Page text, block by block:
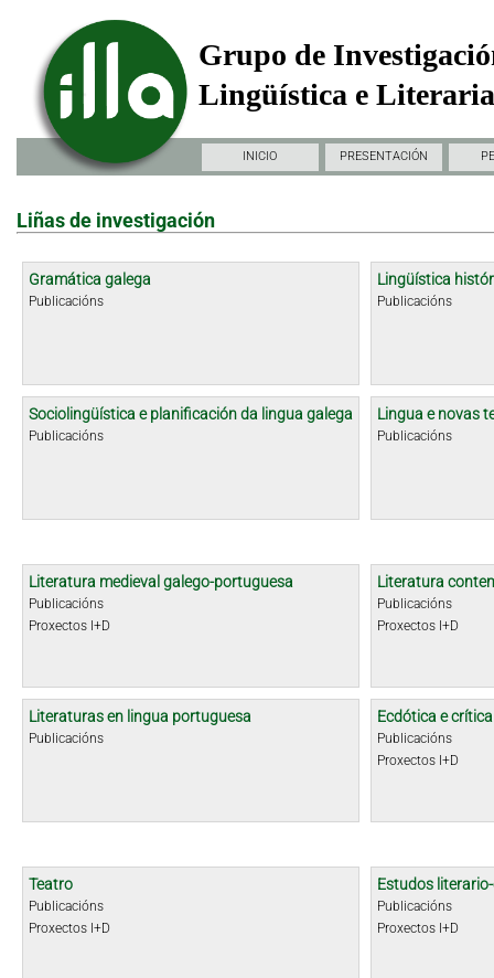
Grupo de
Lingüística e
INICIO PRESENTACIÓN
Liñas de investigación
Gramática galega
Publicacións
Lingüística
Publicacións
Sociolingüística e planificación da lingua galega
Publicacións
Lingua e novas
Publicacións
Literatura medieval galego-portuguesa
Publicacións
Proxectos I+D
Literatura
Publicacións
Proxectos I+D
Literaturas en lingua portuguesa
Publicacións
Ecdótica e
Publicacións
Proxectos I+D
Teatro
Publicacións
Proxectos I+D
Estudos
Publicacións
Proxectos I+D